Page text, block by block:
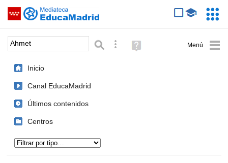
Saltar navegación
Palabra o frase: Búsqueda avanzada
Ayuda
(en
Inicio
Canal EducaMadrid
Últimos contenidos
Centros